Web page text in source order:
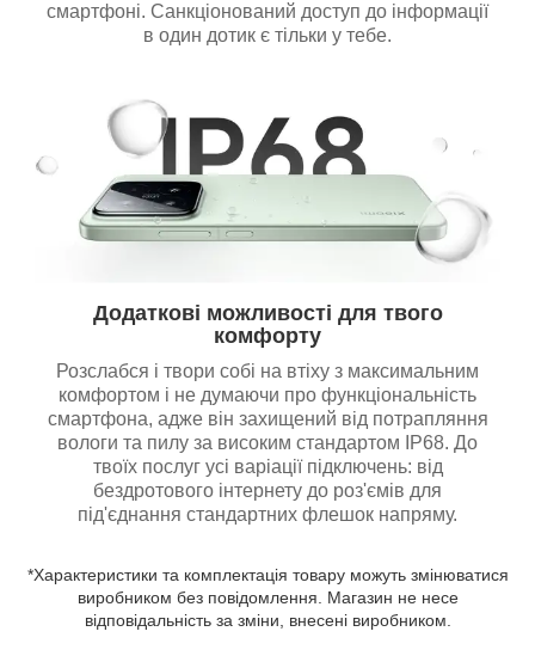
смартфоні. Санкціонований доступ до інформації
в один дотик є тільки у тебе.
Додаткові можливості для твого
комфорту
Розслабся і твори собі на втіху з максимальним
комфортом і не думаючи про функціональність
смартфона, адже він захищений від потрапляння
вологи та пилу за високим стандартом IP68. До
твоїх послуг усі варіації підключень: від
бездротового інтернету до роз'ємів для
під'єднання стандартних флешок напряму.
*Характеристики та комплектація товару можуть змінюватися
виробником без повідомлення. Магазин не несе
відповідальність за зміни, внесені виробником.